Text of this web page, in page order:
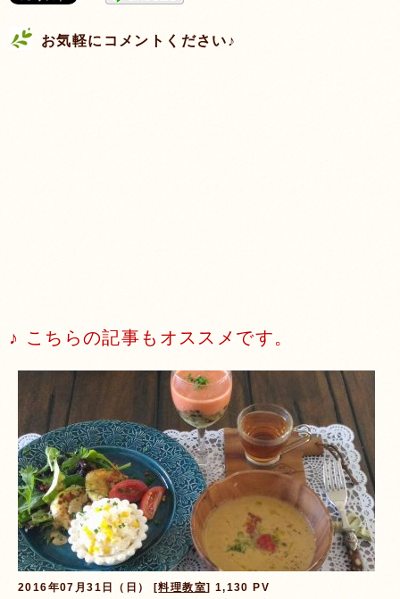
お気軽にコメントください♪
♪ こちらの記事もオススメです。
2016年07月31日（日） [料理教室] 1,130 PV